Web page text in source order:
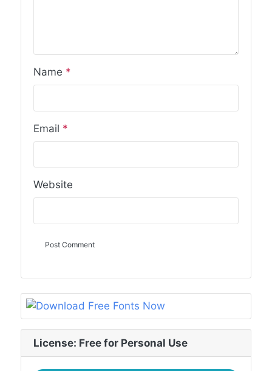
Name *
Email *
Website
License: Free for Personal Use